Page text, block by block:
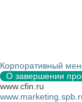
Корпоративный
О завершении
www.cfin.ru